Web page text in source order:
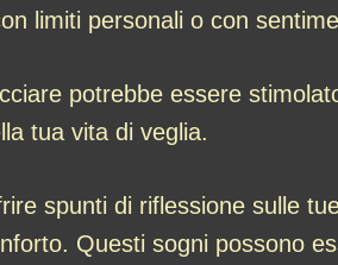
limiti personali o con
potrebbe essere
tua vita di veglia.
spunti di riflessione sulle
Questi sogni possono